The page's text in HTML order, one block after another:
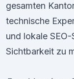
gesamten
technische
und lokale
Sichtbarkeit zu